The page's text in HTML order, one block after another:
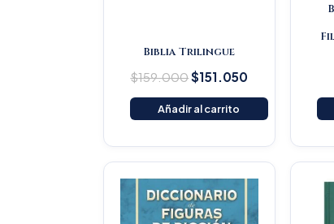
Biblia Trilingue
$159.000$151.050
Añadir al carrito
price
was:
$125.900.
Current
$119.605.